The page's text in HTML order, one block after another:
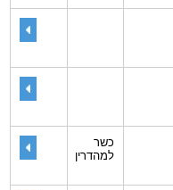
כשר
למהדרין